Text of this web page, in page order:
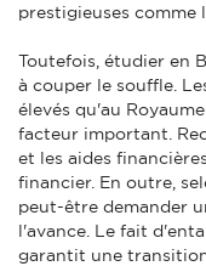
prestigieuses comme
Toutefois, étudier en
à couper le souffle.
élevés qu'au
facteur important.
et les aides
financier. En outre,
peut-être demander
l'avance. Le fait
garantit une